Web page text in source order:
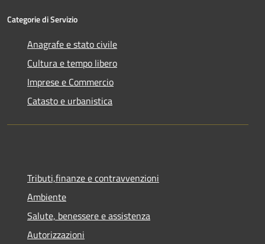
Categorie di Servizio
Anagrafe e stato civile
Cultura e tempo libero
Imprese e Commercio
Catasto e urbanistica
Tributi,finanze e contravvenzioni
Ambiente
Salute, benessere e assistenza
Autorizzazioni